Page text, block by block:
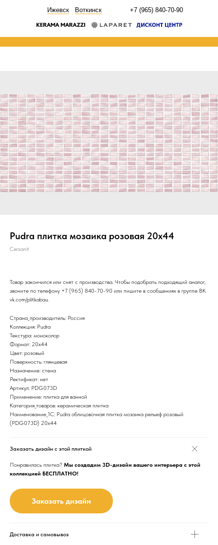
+7 (965) 840-70-90
Ижевск Воткинск
Pudra плитка мозаика розовая 20х44
Cersanit
Товар закончился или снят с производства. Чтобы подобрать подходящий аналог,
звоните по телефону +7 (965) 840-70-90 или пишите в сообщениях в группе ВК
vk.com/plitkabau.
Страна_производитель: Россия
Коллекция: Pudra
Текстура: моноколор
Формат: 20x44
Цвет: розовый
Поверхность: глянцевая
Назначение: стена
Ректификат: нет
Артикул: PDG073D
Применение: плитка для ванной
Категория_товаров: керамическая плитка
Наименование_1С: Pudra облицовочная плитка мозаика рельеф розовый
(PDG073D) 20x44
Заказать дизайн с этой плиткой
Понравилась плитка? Мы создадим 3D-дизайн вашего интерьера с этой
коллекцией БЕСПЛАТНО!
Заказать дизайн
Доставка и самовывоз